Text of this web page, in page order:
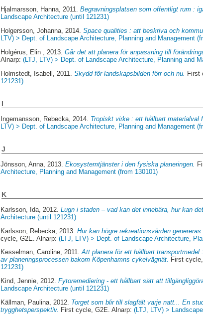
Hjalmarsson, Hanna, 2011.Begravningsplatsen som offentligt rum :
Landscape Architecture (until 121231)
Holgersson, Johanna , 2014.Space qualities : att beskriva och
LTV) > Dept. of Landscape Architecture, Planning and Management
Holgérus, Elin
, 2013.Går det att planera för anpassning till
Alnarp:(LTJ, LTV) > Dept. of Landscape Architecture, Planning and
Holmstedt, Isabell , 2011.Skydd för landskapsbilden förr och nu. First
121231)
I
Ingemansson, Rebecka , 2014. Tropiskt virke : ett hållbart materialval
LTV) > Dept. of Landscape Architecture, Planning and Management
J
Jönsson, Anna , 2013.Ekosystemtjänster i den fysiska planeringen.
Architecture, Planning and Management (from 130101)
K
Karlsson, Ida , 2012.Lugn i staden – vad kan det innebära, hur kan
Architecture (until 121231)
Karlsson, Rebecka , 2013.Hur kan högre rekreationsvärden
cycle, G2E. Alnarp:(LTJ, LTV) > Dept. of Landscape Architecture,
Kesselman, Caroline, 2011.Att planera för ett hållbart
av planeringsprocessen bakom Köpenhamns cykelvägnät. First
121231)
Kind, Jennie, 2012.Fytoremediering - ett hållbart sätt att
Landscape Architecture (until 121231)
Källman, Paulina , 2012. Torget som blir till slagfält varje natt... En
trygghetsperspektiv. First cycle, G2E. Alnarp:(LTJ, LTV) >